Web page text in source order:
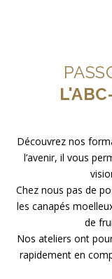
Découvrez nos
l’avenir, il vous
Chez nous pas de
les canapés
de
Nos ateliers ont
rapidement en